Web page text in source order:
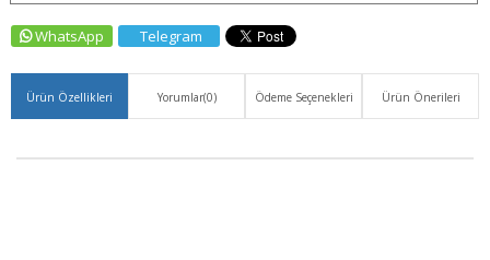
WhatsApp Telegram
Ürün Özellikleri Yorumlar(0) Ödeme Seçenekleri Ürün Önerileri